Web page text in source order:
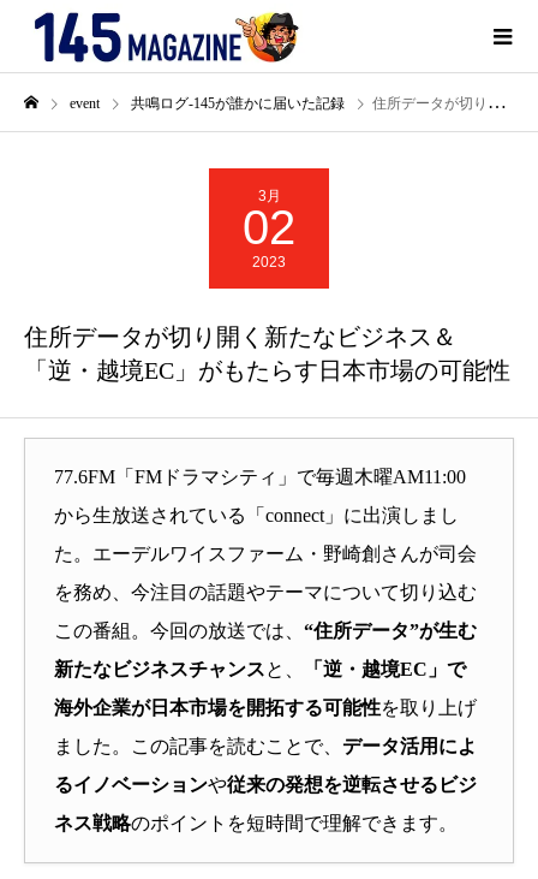
event 共鳴ログ-145が誰かに届いた記録 住所データが切り開く新たなビジネス＆「逆・越境EC」がもたらす日本市場の可能性
3月
02
2023
住所データが切り開く新たなビジネス＆
「逆・越境EC」がもたらす日本市場の可能性
77.6FM「FMドラマシティ」で毎週木曜AM11:00
から生放送されている「connect」に出演しまし
た。エーデルワイスファーム・野崎創さんが司会
を務め、今注目の話題やテーマについて切り込む
この番組。今回の放送では、 “住所データ”が生む
新たなビジネスチャンスと、
「逆・越境EC」で
海外企業が日本市場を開拓する可能性を取り上げ
ました。この記事を読むことで、 データ活用によ
るイノベーションや従来の発想を逆転させるビジ
ネス戦略のポイントを短時間で理解できます。